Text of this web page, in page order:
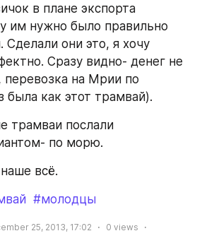
в плане экспорта
им нужно было правильно
Сделали они это, я хочу
Сразу видно- денег не
на Мрии по
была как этот трамвай).
трамваи послали
по морю.
всё.
#молодцы
25, 2013, 17:02 0 views